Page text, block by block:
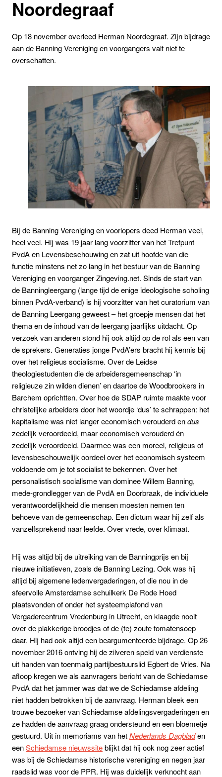
Noordegraaf
Op 18 november overleed Herman Noordegraaf. Zijn bijdrage
aan de Banning Vereniging en voorgangers valt niet te
overschatten.
Bij de Banning Vereniging en voorlopers deed Herman veel,
heel veel. Hij was 19 jaar lang voorzitter van het Trefpunt
PvdA en Levensbeschouwing en zat uit hoofde van die
functie minstens net zo lang in het bestuur van de Banning
Vereniging en voorganger Zingeving.net. Sinds de start van
de Banningleergang (lange tijd de enige ideologische scholing
binnen PvdA-verband) is hij voorzitter van het curatorium van
de Banning Leergang geweest – het groepje mensen dat het
thema en de inhoud van de leergang jaarlijks uitdacht. Op
verzoek van anderen stond hij ook altijd op de rol als een van
de sprekers. Generaties jonge PvdA’ers bracht hij kennis bij
over het religieus socialisme. Over de Leidse
theologiestudenten die de arbeidersgemeenschap ‘in
religieuze zin wilden dienen’ en daartoe de Woodbrookers in
Barchem oprichtten. Over hoe de SDAP ruimte maakte voor
christelijke arbeiders door het woordje ‘dus’ te schrappen: het
kapitalisme was niet langer economisch verouderd endus
zedelijk veroordeeld, maar economisch verouderd én
zedelijk veroordeeld. Daarmee was een moreel, religieus of
levensbeschouwelijk oordeel over het economisch systeem
voldoende om je tot socialist te bekennen. Over het
personalistisch socialisme van dominee Willem Banning,
mede-grondlegger van de PvdA en Doorbraak, de individuele
verantwoordelijkheid die mensen moesten nemen ten
behoeve van de gemeenschap. Een dictum waar hij zelf als
vanzelfsprekend naar leefde. Over vrede, over klimaat.
Hij was altijd bij de uitreiking van de Banningprijs en bij
nieuwe initiatieven, zoals de Banning Lezing. Ook was hij
altijd bij algemene ledenvergaderingen, of die nou in de
sfeervolle Amsterdamse schuilkerk De Rode Hoed
plaatsvonden of onder het systeemplafond van
Vergadercentrum Vredenburg in Utrecht, en klaagde nooit
over de plakkerige broodjes of de (te) zoute tomatensoep
daar. Hij had ook altijd een beargumenteerde bijdrage. Op 26
november 2016 ontving hij de zilveren speld van verdienste
uit handen van toenmalig partijbestuurslid Egbert de Vries. Na
afloop kregen we als aanvragers bericht van de Schiedamse
PvdA dat het jammer was dat we de Schiedamse afdeling
niet hadden betrokken bij de aanvraag. Herman bleek een
trouwe bezoeker van Schiedamse afdelingsvergaderingen en
ze hadden de aanvraag graag ondersteund en een bloemetje
gestuurd. Uit in memoriams van hetNederlands Dagbladen
eenSchiedamse nieuwssiteblijkt dat hij ook nog zeer actief
was bij de Schiedamse historische vereniging en negen jaar
raadslid was voor de PPR. Hij was duidelijk verknocht aan